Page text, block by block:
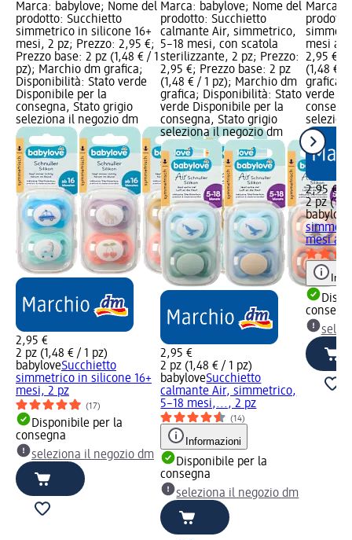
Marca: babylove; Nome del
prodotto: Succhietto
simmetrico in silicone 16+
mesi, 2 pz; Prezzo: 2,95 €;
Prezzo base: 2 pz (1,48 € / 1
pz); Marchio dm grafica;
Disponibilità: Stato verde
Disponibile per la
consegna, Stato grigio
seleziona il negozio dm
2,95 €
2 pz (1,48 € / 1 pz)
babyloveSucchietto
simmetrico in silicone 16+
mesi, 2 pz
(17)
Disponibile per la
consegna
seleziona il negozio dm
Marca: babylove; Nome del
prodotto: Succhietto
calmante Air, simmetrico,
5–18 mesi, con scatola
sterilizzante, 2 pz; Prezzo:
2,95 €; Prezzo base: 2 pz
(1,48 € / 1 pz); Marchio dm
grafica; Disponibilità: Stato
verde Disponibile per la
consegna, Stato grigio
seleziona il negozio dm
2,95 €
2 pz (1,48 € / 1 pz)
babyloveSucchietto
calmante Air, simmetrico,
5–18 mesi,..., 2 pz
(14)
Informazioni
Disponibile per la
consegna
seleziona il negozio dm
Marca:
mesi
2,95 €;
(1,48 € /
grafica;
verde
2,95 €
2 pz
babylove
mesi